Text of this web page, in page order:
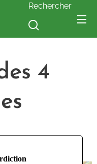
Rechercher
4